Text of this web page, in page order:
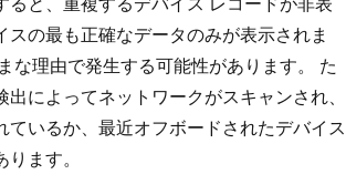
スの最も正確なデータのみが表示されま
な理由で発生する可能性があります。 た
によってネットワークがスキャンされ、
ているか、最近オフボードされたデバイス
ます。